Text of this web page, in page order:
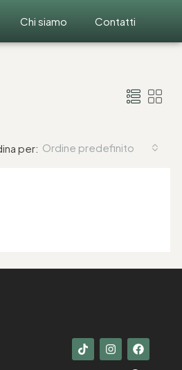
Chi siamo Contatti
per: Ordine predefinito